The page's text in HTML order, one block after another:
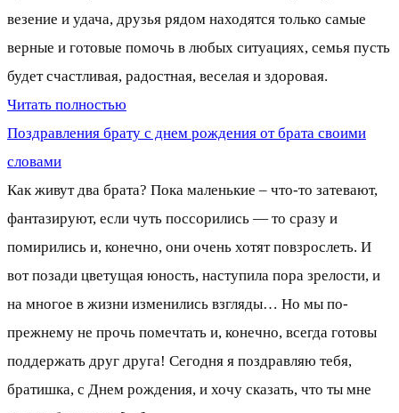
везение и удача, друзья рядом находятся только самые
верные и готовые помочь в любых ситуациях, семья пусть
будет счастливая, радостная, веселая и здоровая.
Читать полностью
Поздравления брату с днем рождения от брата своими
словами
Как живут два брата? Пока маленькие – что-то затевают,
фантазируют, если чуть поссорились — то сразу и
помирились и, конечно, они очень хотят повзрослеть. И
вот позади цветущая юность, наступила пора зрелости, и
на многое в жизни изменились взгляды… Но мы по-
прежнему не прочь помечтать и, конечно, всегда готовы
поддержать друг друга! Сегодня я поздравляю тебя,
братишка, с Днем рождения, и хочу сказать, что ты мне